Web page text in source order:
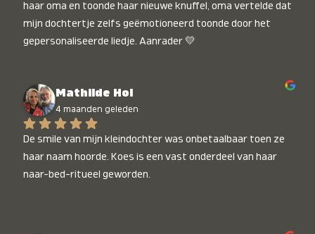
haar oma en toonde haar nieuwe knuffel, oma vertelde dat
mijn dochtertje zelfs geëmotioneerd toonde door het
gepersonaliseerde liedje. Aanrader 💛
Mathilde Hol
4 maanden geleden
De smile van mijn kleindochter was onbetaalbaar toen ze
haar naam hoorde. Koes is een vast onderdeel van haar
naar-bed-ritueel geworden.